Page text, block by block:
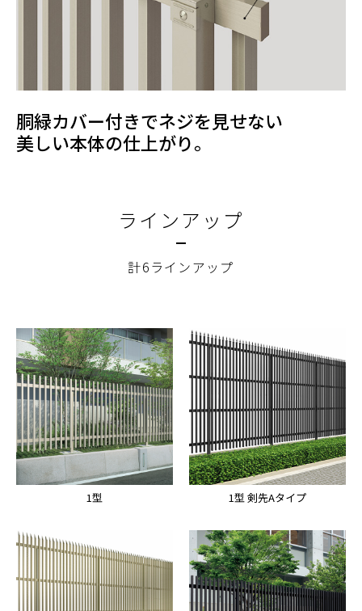
胴緑カバー付きでネジを見せない
美しい本体の仕上がり。
ラインアップ
計6ラインアップ
1型 1型 剣先Aタイプ